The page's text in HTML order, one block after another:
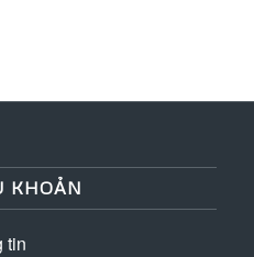
KHOẢN
tin